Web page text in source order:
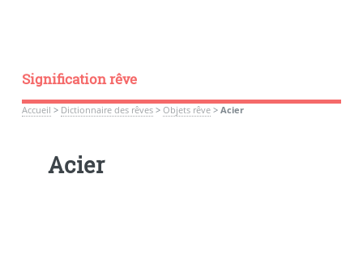
Signification rêve
Accueil > Dictionnaire des rêves> Objets rêve> Acier
Acier